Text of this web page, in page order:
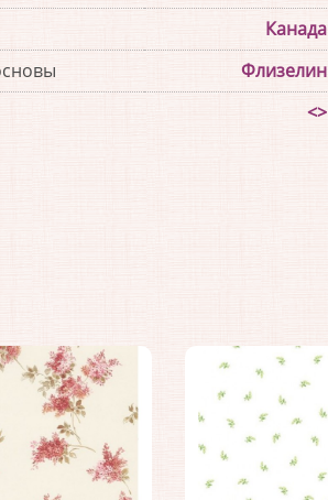
Канада
Флизелин
<>